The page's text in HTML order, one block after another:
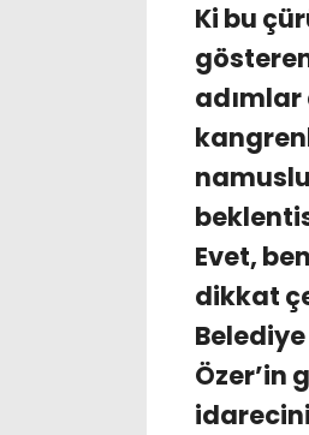
Ki bu
adımlar
Evet,
dikkat
Özer’in